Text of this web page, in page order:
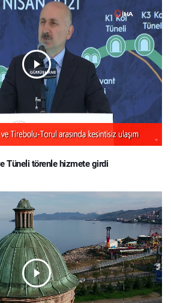
Tüneli törenle hizmete girdi